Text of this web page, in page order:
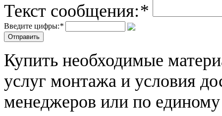
Текст сообщения:*
Введите цифры:*
Купить необходимые
услуг монтажа и условия
менеджеров или по